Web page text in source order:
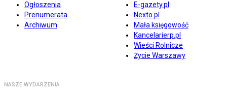
Ogłoszenia
Prenumerata
Archiwum
E-gazety.pl
Nexto.pl
Mała księgowość
Kancelarierp.pl
Wieści Rolnicze
Życie Warszawy
NASZE WYDARZENIA